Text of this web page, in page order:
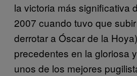
la victoria más significativa
2007 cuando tuvo que
derrotar a Óscar de la
precedentes en la gloriosa
unos de los mejores